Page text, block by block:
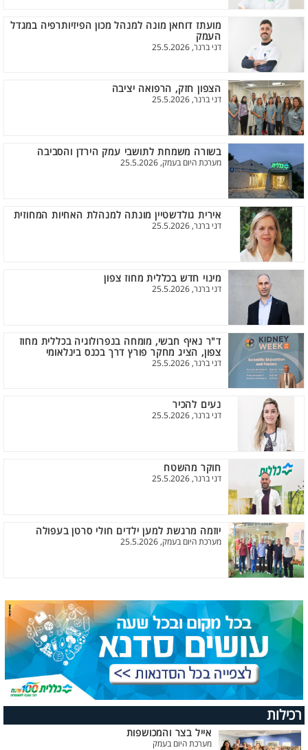
מועתז דוחאן מונה למנהל מכון הפיזיותרפיה במגדל
העמק
דני ברנר, 25.5.2026
הצפון חזק, הרפואה יציבה
דני ברנר, 25.5.2026
בשורה משמחת לתושבי עמק הירדן והסביבה
מערכת היום בעמק, 25.5.2026
אירית גולדשטיין מונתה למנהלת האחיות המחוזית
דני ברנר, 25.5.2026
מינוי חדש בכללית מחוז צפון
דני ברנר, 25.5.2026
ד"ר נאיף חבשי, מומחה בנפרולוגיה בכללית מחוז
צפון, הציג מחקר פורץ דרך בכנס בינלאומי
דני ברנר, 25.5.2026
נעים להכיר
דני ברנר, 25.5.2026
חוקר מהשטח
דני ברנר, 25.5.2026
יוזמה מרגשת למען ילדים חולי סרטן בעפולה
מערכת היום בעמק, 25.5.2026
רכילות
אייל בצר והמכושפות
מערכת היום בעמק